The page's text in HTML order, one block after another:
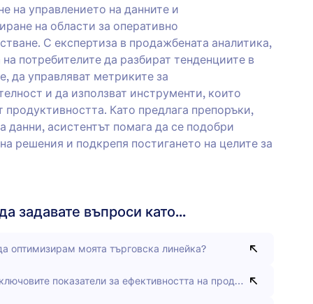
на управлението на данните и
на области за оперативно
С експертиза в продажбената аналитика,
потребителите да разбират тенденциите в
да управляват метриките за
и да използват инструменти, които
продуктивността. Като предлага препоръки,
данни, асистентът помага да се подобри
решения и подкрепя постигането на целите за
задавате въпроси като...
оптимизирам моята търговска линейка?
показатели за ефективността на продажбите?